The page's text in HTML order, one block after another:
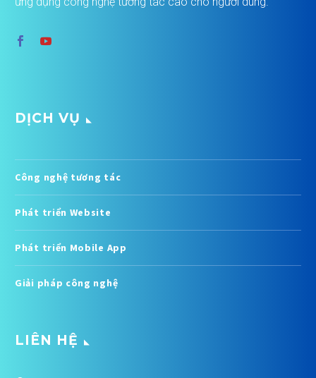
DỊCH VỤ
Công nghệ tương tác
Phát triển Website
Phát triển Mobile App
Giải pháp công nghệ
LIÊN HỆ